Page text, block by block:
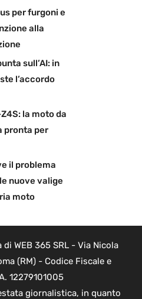
per furgoni e
alla
sull’AI: in
l’accordo
la moto da
pronta per
il problema
nuove valige
moto
WEB 365 SRL - Via Nicola
(RM) - Codice Fiscale e
12279101005
giornalistica, in quanto